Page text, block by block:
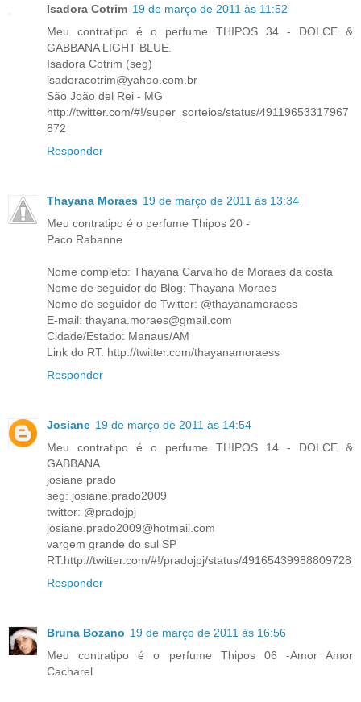
Isadora Cotrim 19 de março de 2011 às 11:52
Meu contratipo é o perfume THIPOS 34 - DOLCE &
GABBANA LIGHT BLUE.
Isadora Cotrim (seg)
isadoracotrim@yahoo.com.br
São João del Rei - MG
http://twitter.com/#!/super_sorteios/status/49119653317967
872
Responder
Thayana Moraes 19 de março de 2011 às 13:34
Meu contratipo é o perfume Thipos 20 -
Paco Rabanne
Nome completo: Thayana Carvalho de Moraes da costa
Nome de seguidor do Blog: Thayana Moraes
Nome de seguidor do Twitter: @thayanamoraess
E-mail: thayana.moraes@gmail.com
Cidade/Estado: Manaus/AM
Link do RT: http://twitter.com/thayanamoraess
Responder
Josiane 19 de março de 2011 às 14:54
Meu contratipo é o perfume THIPOS 14 - DOLCE &
GABBANA
josiane prado
seg: josiane.prado2009
twitter: @pradojpj
josiane.prado2009@hotmail.com
vargem grande do sul SP
RT:http://twitter.com/#!/pradojpj/status/49165439988809728
Responder
Bruna Bozano 19 de março de 2011 às 16:56
Meu contratipo é o perfume Thipos 06 -Amor Amor
Cacharel